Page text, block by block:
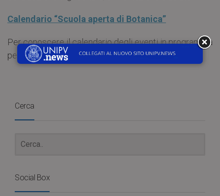
Calendario “Scuola aperta di Botanica”
Per conoscere il calendario degli eventi in programma
per “Orto in festa”:
Calendario “Orto in festa”
Cerca
Social Box